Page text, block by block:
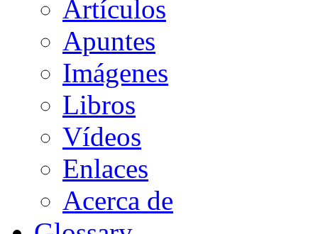
Artículos
Apuntes
Imágenes
Libros
Vídeos
Enlaces
Acerca de